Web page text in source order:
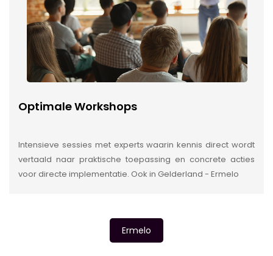
Optimale Workshops
Intensieve sessies met experts waarin kennis direct wordt
vertaald naar praktische toepassing en concrete acties
voor directe implementatie. Ook in Gelderland - Ermelo
Ermelo